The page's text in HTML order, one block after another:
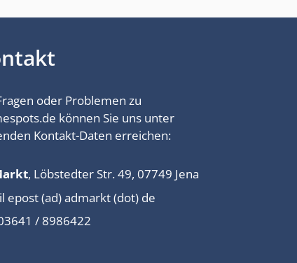
oder Problemen zu
können Sie uns unter
Kontakt-Daten erreichen:
, Löbstedter Str. 49, 07749 Jena
epost (ad) admarkt (dot) de
/ 8986422